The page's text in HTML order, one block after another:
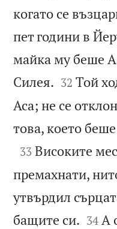
когато се
пет години в
майка му беше
Силея. 

32 Той
Аса; не се
това, което

33 Високите
премахнати,
утвърдил
бащите си. 

34 А